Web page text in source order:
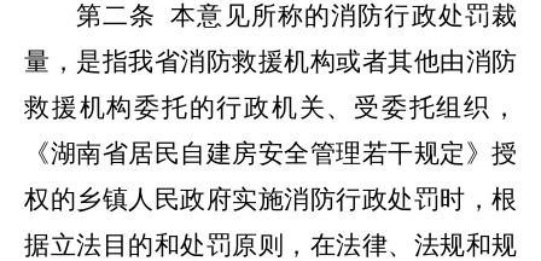
第二条 本意见所称的消防行政处罚裁
量，是指我省消防救援机构或者其他由消防
救援机构委托的行政机关、受委托组织，
《湖南省居民自建房安全管理若干规定》授
权的乡镇人民政府实施消防行政处罚时，根
据立法目的和处罚原则，在法律、法规和规